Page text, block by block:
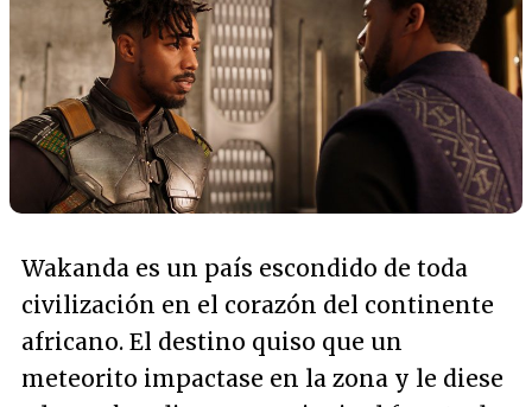
Wakanda es un país escondido de toda
civilización en el corazón del continente
africano. El destino quiso que un
meteorito impactase en la zona y le diese